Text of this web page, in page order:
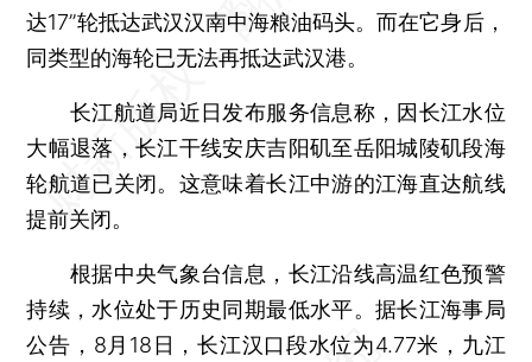
达17”轮抵达武汉汉南中海粮油码头。而在它身后，
同类型的海轮已无法再抵达武汉港。
长江航道局近日发布服务信息称，因长江水位
大幅退落，长江干线安庆吉阳矶至岳阳城陵矶段海
轮航道已关闭。这意味着长江中游的江海直达航线
提前关闭。
根据中央气象台信息，长江沿线高温红色预警
持续，水位处于历史同期最低水平。据长江海事局
公告，8月18日，长江汉口段水位为4.77米，九江